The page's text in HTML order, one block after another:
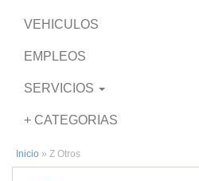
VEHICULOS
EMPLEOS
SERVICIOS
+ CATEGORIAS
Inicio » Z Otros